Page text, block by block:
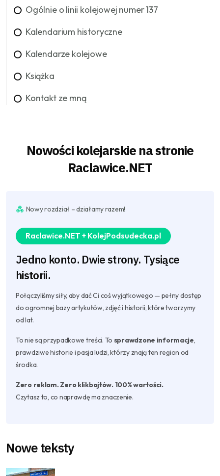
Ogólnie o linii kolejowej numer 137
Kalendarium historyczne
Kalendarze kolejowe
Książka
Kontakt ze mną
Nowości kolejarskie na stronie
Raclawice.NET
Nowy rozdział – działamy razem!
Raclawice.NET + KolejPodsudecka.pl
Jedno konto. Dwie strony. Tysiące
historii.
Połączyliśmy siły, aby dać Ci coś wyjątkowego — pełny dostęp
do ogromnej bazy artykułów, zdjęć i historii, które tworzymy
od lat.
To nie są przypadkowe treści. To sprawdzone informacje,
prawdziwe historie i pasja ludzi, którzy znają ten region od
środka.
Zero reklam. Zero klikbajtów. 100% wartości.
Czytasz to, co naprawdę ma znaczenie.
Nowe teksty